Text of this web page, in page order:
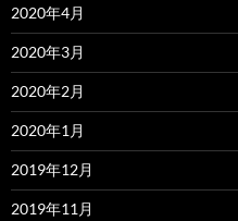
2020年4月
2020年3月
2020年2月
2020年1月
2019年12月
2019年11月